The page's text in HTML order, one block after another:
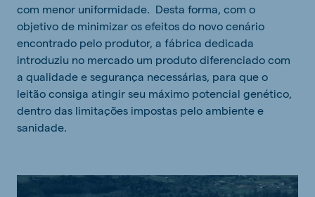
com menor uniformidade. Desta forma, com o
objetivo de minimizar os efeitos do novo cenário
encontrado pelo produtor, a fábrica dedicada
introduziu no mercado um produto diferenciado com
a qualidade e segurança necessárias, para que o
leitão consiga atingir seu máximo potencial genético,
dentro das limitações impostas pelo ambiente e
sanidade.